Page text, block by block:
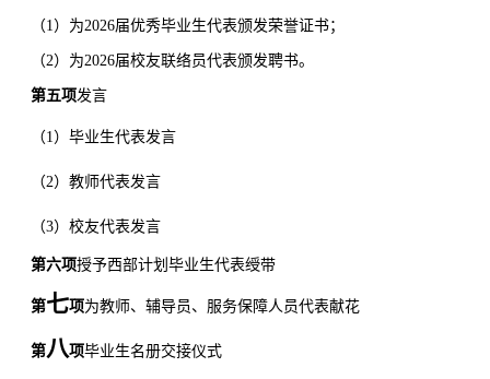
（1）为2026届优秀毕业生代表颁发荣誉证书；
（2）为2026届校友联络员代表颁发聘书。
第五项发言
（1） 毕业生代表发言
（2） 教师代表发言
（3） 校友代表发言
第六项授予西部计划毕业生代表绶带
第七项为教师、辅导员、服务保障人员代表献花
第八项毕业生名册交接仪式